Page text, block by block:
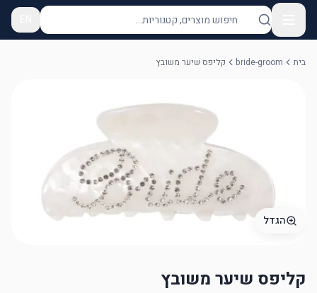
בית bride-groom קליפס שיער משובץ
הגדל
קליפס שיער משובץ